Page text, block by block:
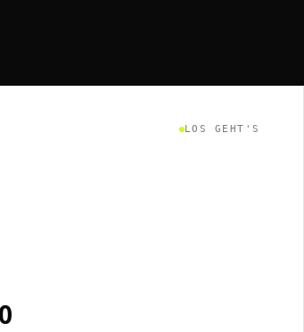
LOS GEHT'S